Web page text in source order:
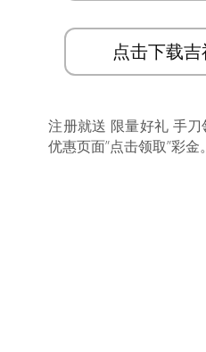
点击下载
注册就送 限量好礼 手
优惠页面”点击领取”彩金。